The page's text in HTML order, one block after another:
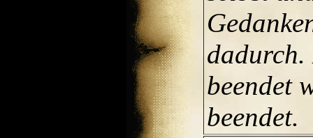
beendet
beendet.